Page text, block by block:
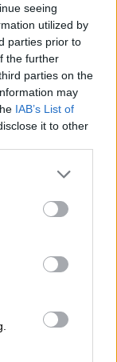
seeing
utilized by
parties prior to
the further
parties on the
may
IAB’s List of
it to other
more Google
may click to
party tags to
below Google
πρόσωπο του
την
για την
εν μέσω
που